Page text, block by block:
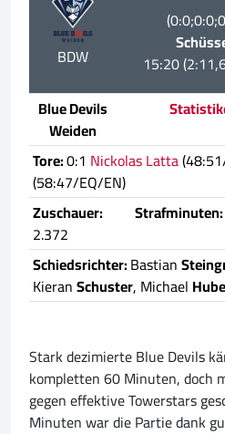
BDW
15:20
Blue Devils
Weiden
Tore:0:1 Nickolas Latta
(58:47/EQ/EN)
Zuschauer:
2.372
Strafminuten:
Schiedsrichter:Bastian
KieranSchuster, Michael
Stark dezimierte Blue Devils
kompletten 60 Minuten, doch
gegen effektive Towerstars
Minuten war die Partie dank